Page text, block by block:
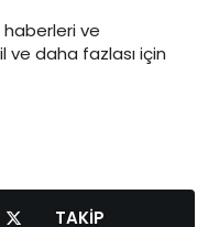
ve
ve daha fazlası için
TAKIP